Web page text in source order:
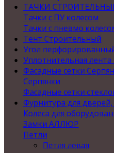
ТАЧКИ
Тачки с ПУ колесом
Тачки с пневмо
Тент Строительный
Угол
Уплотнительная лента
Фасадные сетки
Серпянки
Фасадные сетки
Фурнитура для
Колеса для
Замки АЛЛЮР
Петли
Петля левая